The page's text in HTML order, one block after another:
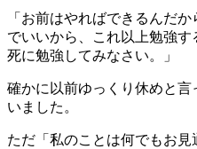
「お前はやればできるんだ
でいいから、これ以上勉強
死に勉強してみなさい。」
確かに以前ゆっくり休めと
いました。
ただ「私のことは何でもお